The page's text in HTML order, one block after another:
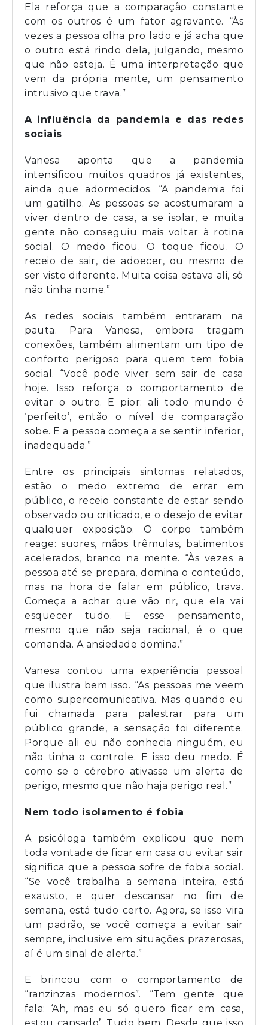
Ela reforça que a comparação constante
com os outros é um fator agravante. “Às
vezes a pessoa olha pro lado e já acha que
o outro está rindo dela, julgando, mesmo
que não esteja. É uma interpretação que
vem da própria mente, um pensamento
intrusivo que trava.”
A influência da pandemia e das redes
sociais
Vanesa aponta que a pandemia
intensificou muitos quadros já existentes,
ainda que adormecidos. “A pandemia foi
um gatilho. As pessoas se acostumaram a
viver dentro de casa, a se isolar, e muita
gente não conseguiu mais voltar à rotina
social. O medo ficou. O toque ficou. O
receio de sair, de adoecer, ou mesmo de
ser visto diferente. Muita coisa estava ali, só
não tinha nome.”
As redes sociais também entraram na
pauta. Para Vanesa, embora tragam
conexões, também alimentam um tipo de
conforto perigoso para quem tem fobia
social. “Você pode viver sem sair de casa
hoje. Isso reforça o comportamento de
evitar o outro. E pior: ali todo mundo é
‘perfeito’, então o nível de comparação
sobe. E a pessoa começa a se sentir inferior,
inadequada.”
Entre os principais sintomas relatados,
estão o medo extremo de errar em
público, o receio constante de estar sendo
observado ou criticado, e o desejo de evitar
qualquer exposição. O corpo também
reage: suores, mãos trêmulas, batimentos
acelerados, branco na mente. “Às vezes a
pessoa até se prepara, domina o conteúdo,
mas na hora de falar em público, trava.
Começa a achar que vão rir, que ela vai
esquecer tudo. E esse pensamento,
mesmo que não seja racional, é o que
comanda. A ansiedade domina.”
Vanesa contou uma experiência pessoal
que ilustra bem isso. “As pessoas me veem
como supercomunicativa. Mas quando eu
fui chamada para palestrar para um
público grande, a sensação foi diferente.
Porque ali eu não conhecia ninguém, eu
não tinha o controle. E isso deu medo. É
como se o cérebro ativasse um alerta de
perigo, mesmo que não haja perigo real.”
Nem todo isolamento é fobia
A psicóloga também explicou que nem
toda vontade de ficar em casa ou evitar sair
significa que a pessoa sofre de fobia social.
“Se você trabalha a semana inteira, está
exausto, e quer descansar no fim de
semana, está tudo certo. Agora, se isso vira
um padrão, se você começa a evitar sair
sempre, inclusive em situações prazerosas,
aí é um sinal de alerta.”
E brincou com o comportamento de
“ranzinzas modernos”. “Tem gente que
fala: ‘Ah, mas eu só quero ficar em casa,
estou cansado’. Tudo bem. Desde que isso